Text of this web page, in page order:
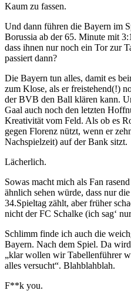
Kaum zu fassen.
Und dann führen die Bayern im
Borussia ab der 65. Minute mit
dass ihnen nur noch ein Tor zur
passiert dann?
Die Bayern tun alles, damit es
zum Klose, als er freistehend(!)
der BVB den Ball klären kann.
Gaal auch noch den letzten
Kreativität vom Feld. Als ob es
gegen Florenz nützt, wenn er
Nachspielzeit) auf der Bank sitzt.
Lächerlich.
Sowas macht mich als Fan
ähnlich sehen würde, dass nur
34.Spieltag zählt, aber früher
nicht der FC Schalke (ich sag‘
Schlimm finde ich auch die
Bayern. Nach dem Spiel. Da
„klar wollen wir Tabellenführer
alles versucht“. Blahblahblah.
F**k you.